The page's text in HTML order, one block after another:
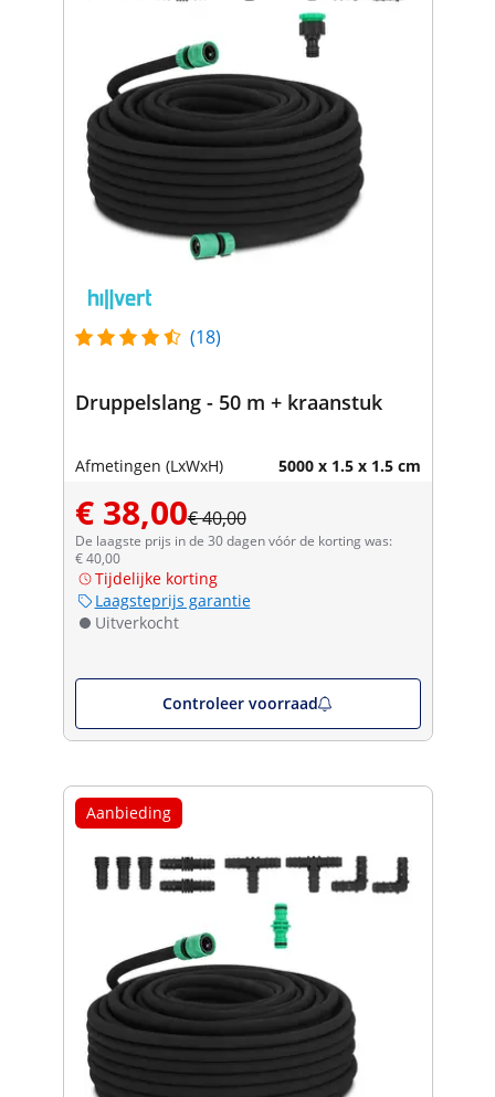
(18)
Druppelslang - 50 m + kraanstuk
Afmetingen (LxWxH) 5000 x 1.5 x 1.5 cm
€ 38,00€ 40,00
De laagste prijs in de 30 dagen vóór de korting was:
€ 40,00
Tijdelijke korting
Laagsteprijs garantie
Uitverkocht
Controleer voorraad
Aanbieding